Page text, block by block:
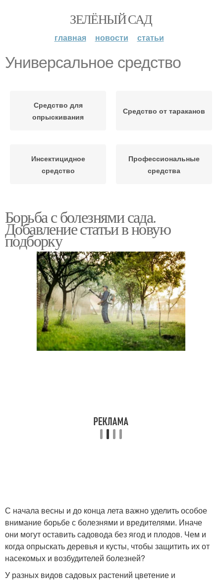
ЗЕЛЁНЫЙ САД
главная новости статьи
Универсальное средство
Средство для
опрыскивания
Средство от тараканов
Инсектицидное
средство
Профессиональные
средства
Борьба с болезнями сада.
Добавление статьи в новую
подборку
С начала весны и до конца лета важно уделить особое
внимание борьбе с болезнями и вредителями. Иначе
они могут оставить садовода без ягод и плодов. Чем и
когда опрыскать деревья и кусты, чтобы защитить их от
насекомых и возбудителей болезней?
У разных видов садовых растений цветение и